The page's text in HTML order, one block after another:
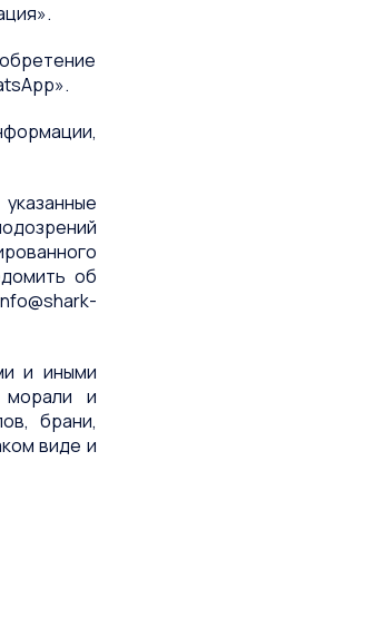
об
и иными
морали и
брани,
виде и